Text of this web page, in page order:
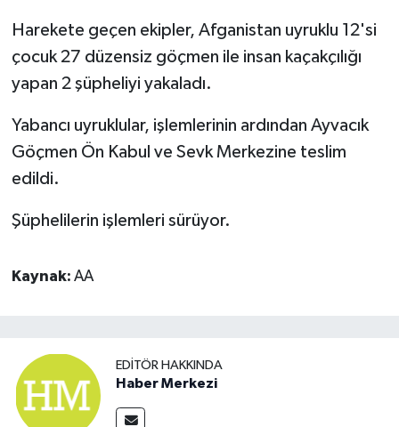
Harekete geçen ekipler, Afganistan uyruklu 12'si
çocuk 27 düzensiz göçmen ile insan kaçakçılığı
yapan 2 şüpheliyi yakaladı.
Yabancı uyruklular, işlemlerinin ardından Ayvacık
Göçmen Ön Kabul ve Sevk Merkezine teslim
edildi.
Şüphelilerin işlemleri sürüyor.
Kaynak: AA
EDITÖR HAKKINDA
Haber Merkezi